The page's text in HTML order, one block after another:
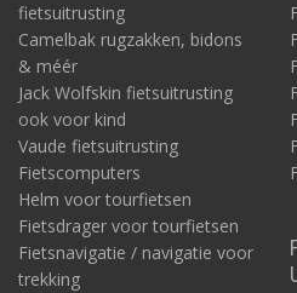
fietsuitrusting
Camelbak rugzakken, bidons
& méér
Jack Wolfskin fietsuitrusting
ook voor kind
Vaude fietsuitrusting
Fietscomputers
Helm voor tourfietsen
Fietsdrager voor tourfietsen
Fietsnavigatie / navigatie voor
trekking